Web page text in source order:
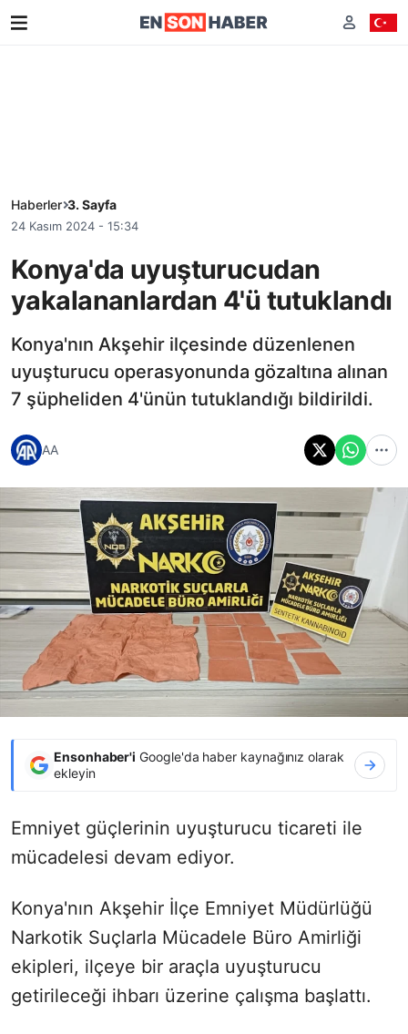
Haberler 3. Sayfa
24 Kasım 2024 - 15:34
Konya'da uyuşturucudan
yakalananlardan 4'ü tutuklandı
Konya'nın Akşehir ilçesinde düzenlenen
uyuşturucu operasyonunda gözaltına alınan
7 şüpheliden 4'ünün tutuklandığı bildirildi.
AA
Ensonhaber'i Google'da haber kaynağınız olarak
ekleyin
Emniyet güçlerinin uyuşturucu ticareti ile
mücadelesi devam ediyor.
Konya'nın Akşehir İlçe Emniyet Müdürlüğü
Narkotik Suçlarla Mücadele Büro Amirliği
ekipleri, ilçeye bir araçla uyuşturucu
getirileceği ihbarı üzerine çalışma başlattı.